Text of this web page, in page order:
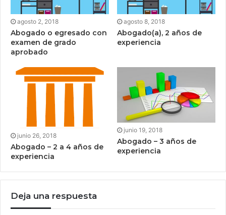
agosto 2, 2018
Abogado o egresado con
examen de grado
aprobado
agosto 8, 2018
Abogado(a), 2 años de
experiencia
junio 26, 2018
Abogado – 2 a 4 años de
experiencia
junio 19, 2018
Abogado – 3 años de
experiencia
Deja una respuesta